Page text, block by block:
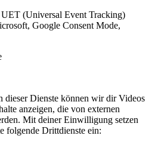
(Universal Event Tracking)
Google Consent Mode,
dieser Dienste können wir dir Videos
anzeigen, die von externen
Mit deiner Einwilligung setzen
folgende Drittdienste ein: